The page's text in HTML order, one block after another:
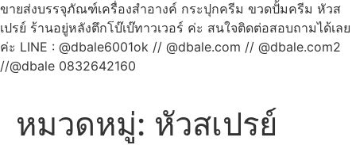
ขายส่งบรรจุภัณฑ์เครื่องสำอางค์ กระปุกครีม ขวดปั้มครีม หัวส
เปรย์ ร้านอยู่หลังตึกโบ๊เบ๊ทาวเวอร์ ค่ะ สนใจติดต่อสอบถามได้เลย
ค่ะ LINE : @dbale6001ok // @dbale.com // @dbale.com2
//@dbale 0832642160
หมวดหมู่: หัวสเปรย์